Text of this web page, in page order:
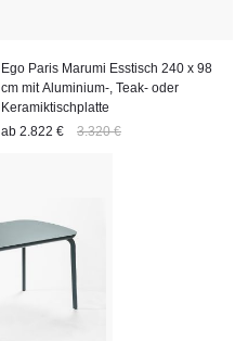
Ego Paris Marumi Esstisch 240 x 98
cm mit Aluminium-, Teak- oder
Keramiktischplatte
ab 2.822 € 3.320 €